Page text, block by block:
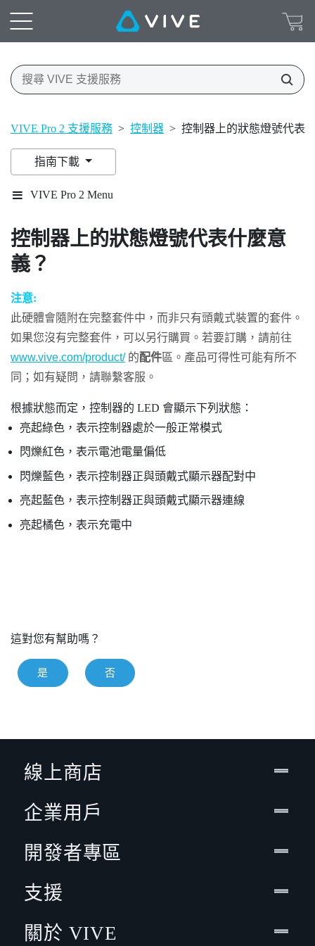
VIVE Pro 2 支援服務 > 控制器 > 控制器上的狀態燈號代表
指南下載
VIVE Pro 2 Menu
控制器上的狀態燈號代表什麼意
義？
注意:
此硬體會隨附在完整套件中，而非只有頭戴式裝置的套件。
如果您沒有完整套件，可以另行購買。若要訂購，請前往
www.vive.com/product/的配件 區。產品可得性可能有所不
同；如有疑問，請聯繫客服。
根據狀態而定，控制器的 LED 會顯示下列狀態：
亮起綠色，表示控制器處於一般正常模式
閃爍紅色，表示電池電量偏低
閃爍藍色，表示控制器正與頭戴式顯示器配對中
亮起藍色，表示控制器正與頭戴式顯示器連線
亮起橘色，表示充電中
這對您有幫助嗎？
是 否
線上商店
企業用戶
開發者專區
支援
關於 VIVE